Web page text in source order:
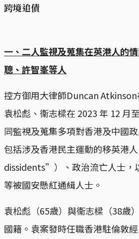
跨境追債
一、二人監視及蒐集在英港人的
聰、許智峯等人
控方御用大律師Duncan Atkinson
袁松彪、衞志樑在 2023 年 12 月
同監視及蒐集多項​​對香港及中國
包括涉及香港民主運動的移英港
dissidents”）、政治流亡人士，
等被國安懸紅通緝人士。
袁松彪（65歲）與衞志樑（38歲
國籍。袁案發時任職香港駐倫敦